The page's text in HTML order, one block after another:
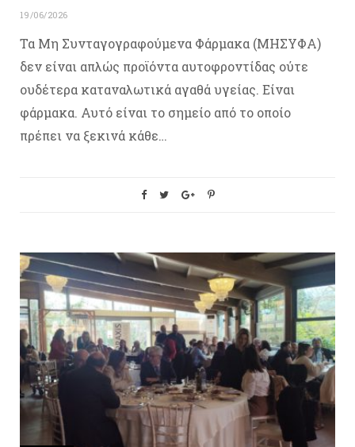
19/06/2026
Τα Μη Συνταγογραφούμενα Φάρμακα (ΜΗΣΥΦΑ)
δεν είναι απλώς προϊόντα αυτοφροντίδας ούτε
ουδέτερα καταναλωτικά αγαθά υγείας. Είναι
φάρμακα. Αυτό είναι το σημείο από το οποίο
πρέπει να ξεκινά κάθε…